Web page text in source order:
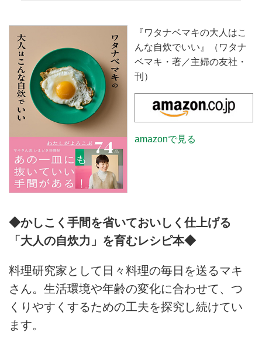
『ワタナベマキの大人はこ
んな自炊でいい』（ワタナ
ベマキ・著／主婦の友社・
刊）
amazonで見る
◆かしこく手間を省いておいしく仕上げる
「大人の自炊力」を育むレシピ本◆
料理研究家として日々料理の毎日を送るマキ
さん。生活環境や年齢の変化に合わせて、つ
くりやすくするための工夫を探究し続けてい
ます。